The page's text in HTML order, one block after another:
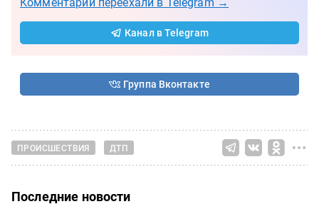
Канал в Telegram
Группа Вконтакте
ПРОИСШЕСТВИЯ ДТП
Последние новости